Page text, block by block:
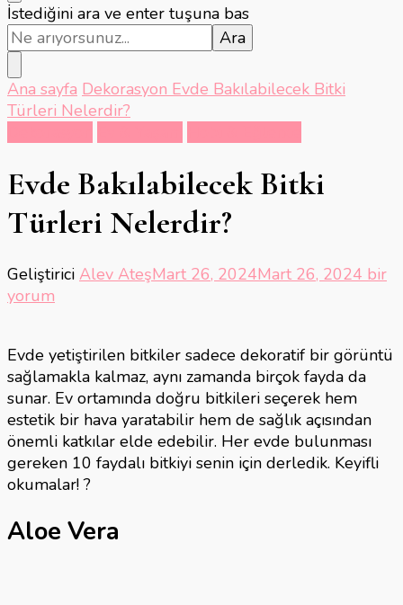
Bir
şey
mi
arıyorsunuz?
İstediğini ara ve enter tuşuna bas
Ana sayfa Dekorasyon Evde Bakılabilecek Bitki
Türleri Nelerdir?
Evde Bakılabilecek Bitki
Türleri Nelerdir?
Geliştirici Alev AteşMart 26, 2024Mart 26, 2024 Evde
için
bir
yorum
Evde yetiştirilen bitkiler sadece dekoratif bir görüntü
sağlamakla kalmaz, aynı zamanda birçok fayda da
sunar. Ev ortamında doğru bitkileri seçerek hem
estetik bir hava yaratabilir hem de sağlık açısından
önemli katkılar elde edebilir. Her evde bulunması
gereken 10 faydalı bitkiyi senin için derledik. Keyifli
okumalar! ?
Aloe Vera